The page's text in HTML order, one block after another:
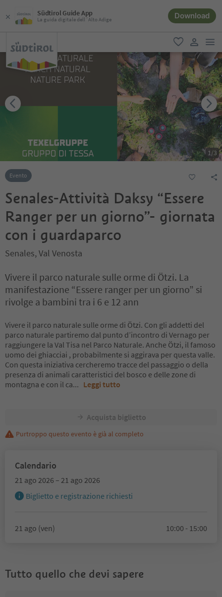
Südtirol Guide App
La guida digitale dell´Alto Adige Download
favoriti
user link
1/3
Evento
Senales-Attività Daksy “Essere
Ranger per un giorno”- giornata
con i guardaparco
Senales, Val Venosta
Vivere il parco naturale sulle orme di Ötzi. La
manifestazione “Essere ranger per un giorno” si
rivolge a bambini tra i 6 e 12 ann
Vivere il parco naturale sulle orme di Ötzi. Con gli addetti del
parco naturale partiremo dal punto d’incontro di Vernago per
raggiungere la Val Tisa nel Parco Naturale. Anche Ötzi, il famoso
uomo dei ghiacciai , probabilmente si aggirava per questa valle.
Con questa iniziativa cercheremo tracce del passaggio o della
presenza di animali caratteristici del bosco e delle zone di
montagna e con il ca... Leggi tutto
Acquista biglietto
Purtroppo questo evento è già al completo
Calendario
21 ago 2026 – 21 ago 2026
Biglietto e registrazione richiesti
21 ago (ven) 10:00 - 15:00
Tutto quello che devi sapere